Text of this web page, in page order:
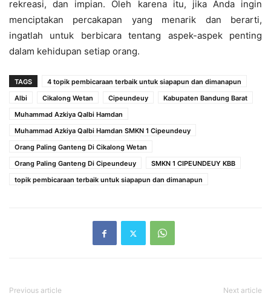
rekreasi, dan impian. Oleh karena itu, jika Anda ingin
menciptakan percakapan yang menarik dan berarti,
ingatlah untuk berbicara tentang aspek-aspek penting
dalam kehidupan setiap orang.
TAGS
4 topik pembicaraan terbaik untuk siapapun dan dimanapun
Albi
Cikalong Wetan Cipeundeuy
Kabupaten Bandung Barat
Muhammad Azkiya Qalbi Hamdan
Muhammad Azkiya Qalbi Hamdan SMKN 1 Cipeundeuy
Orang Paling Ganteng Di Cikalong Wetan
Orang Paling Ganteng Di Cipeundeuy
SMKN 1 CIPEUNDEUY KBB
topik pembicaraan terbaik untuk siapapun dan dimanapun
Previous article Next article